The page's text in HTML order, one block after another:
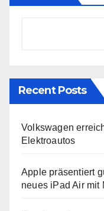
Recent Posts
Volkswagen
Elektroautos
Apple präsentiert
neues iPad Air mit